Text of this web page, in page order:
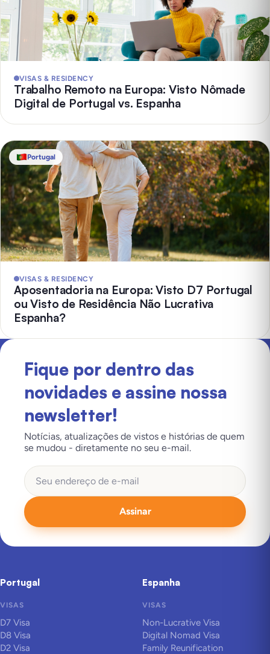
VISAS & RESIDENCY
Trabalho Remoto na Europa: Visto Nômade
Digital de Portugal vs. Espanha
Portugal
VISAS & RESIDENCY
Aposentadoria na Europa: Visto D7 Portugal
ou Visto de Residência Não Lucrativa
Espanha?
Fique por dentro das
novidades e assine nossa
newsletter!
Notícias, atualizações de vistos e histórias de quem
se mudou - diretamente no seu e-mail.
Assinar
Portugal
VISAS
D7 Visa
D8 Visa
D2 Visa
Espanha
VISAS
Non-Lucrative Visa
Digital Nomad Visa
Family Reunification